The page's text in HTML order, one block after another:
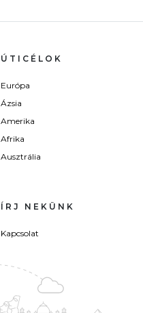
ÚTICÉLOK
Európa
Ázsia
Amerika
Afrika
Ausztrália
ÍRJ NEKÜNK
Kapcsolat